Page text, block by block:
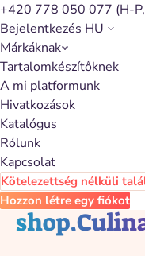
+420 778 050 077 (H-
Bejelentkezés HU
Márkáknak
Tartalomkészítőknek
A mi platformunk
Hivatkozások
Katalógus
Rólunk
Kapcsolat
Kötelezettség nélküli
Hozzon létre egy fiókot
Vissza a